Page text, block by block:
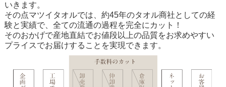
いきます。
その点マツイタオルでは、約45年のタオル商社としての経
験と実績で、全ての流通の過程を完全にカット！
そのおかげで産地直結でお値段以上の品質をお求めやすい
プライスでお届けすることを実現できます。